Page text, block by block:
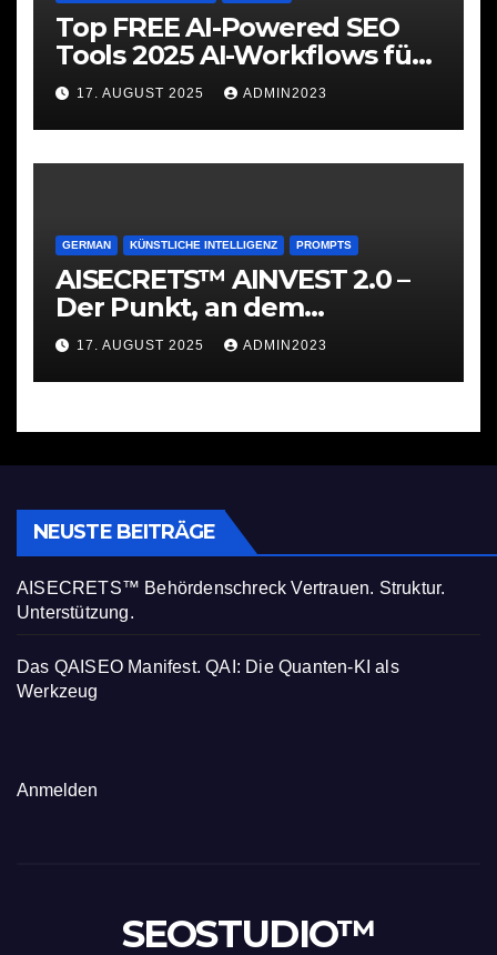
Top FREE AI-Powered SEO
Tools 2025 AI-Workflows für
SEO
17. AUGUST 2025 ADMIN2023
GERMAN KÜNSTLICHE INTELLIGENZ PROMPTS
AISECRETS™ AINVEST 2.0 –
Der Punkt, an dem
Investieren ernst wird
17. AUGUST 2025 ADMIN2023
NEUSTE BEITRÄGE
AISECRETS™ Behördenschreck Vertrauen. Struktur.
Unterstützung.
Das QAISEO Manifest. QAI: Die Quanten-KI als
Werkzeug
Anmelden
SEOSTUDIO™